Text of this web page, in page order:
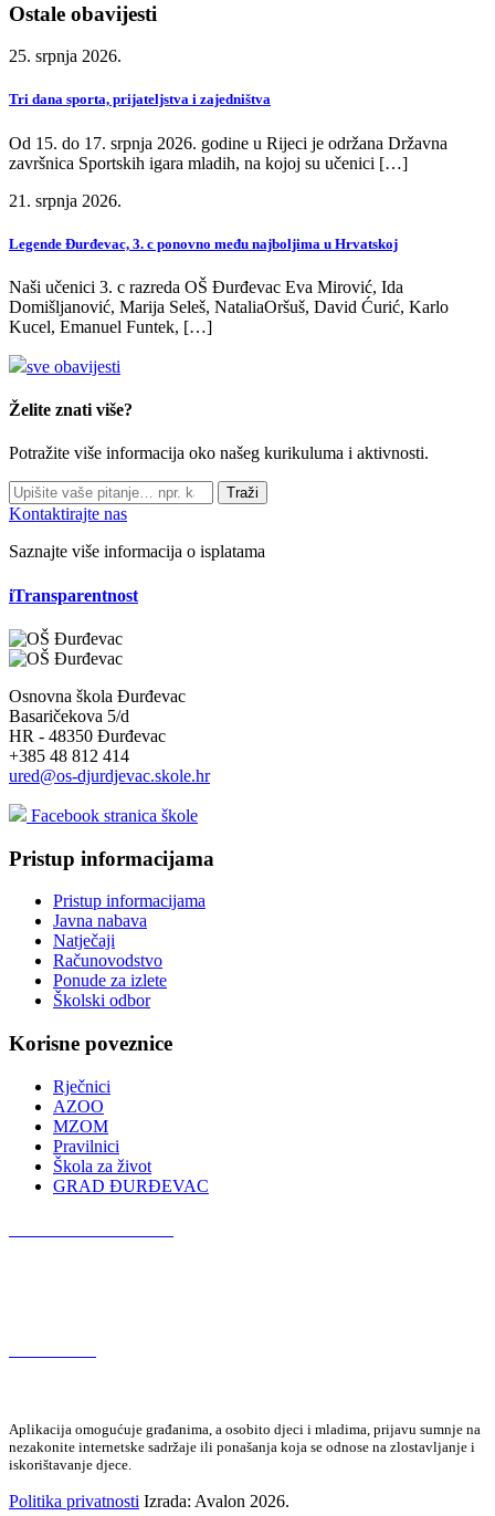
Ostale obavijesti
25. srpnja 2026.
Tri dana sporta, prijateljstva i zajedništva
Od 15. do 17. srpnja 2026. godine u Rijeci je održana Državna
završnica Sportskih igara mladih, na kojoj su učenici […]
21. srpnja 2026.
Legende Đurđevac, 3. c ponovno među najboljima u Hrvatskoj
Naši učenici 3. c razreda OŠ Đurđevac Eva Mirović, Ida
Domišljanović, Marija Seleš, NataliaOršuš, David Ćurić, Karlo
Kucel, Emanuel Funtek, […]
sve obavijesti
Želite znati više?
Potražite više informacija oko našeg kurikuluma i aktivnosti.
Traži
Kontaktirajte nas
Saznajte više informacija o isplatama
iTransparentnost
Osnovna škola Đurđevac
Basaričekova 5/d
HR - 48350 Đurđevac
+385 48 812 414
ured@os-djurdjevac.skole.hr
Facebook stranica škole
Pristup informacijama
Pristup informacijama
Javna nabava
Natječaji
Računovodstvo
Ponude za izlete
Školski odbor
Korisne poveznice
Rječnici
AZOO
MZOM
Pravilnici
Škola za život
GRAD ĐURĐEVAC
Aplikacija omogućuje građanima, a osobito djeci i mladima, prijavu sumnje na
nezakonite internetske sadržaje ili ponašanja koja se odnose na zlostavljanje i
iskorištavanje djece.
Politika privatnosti Izrada: Avalon 2026.